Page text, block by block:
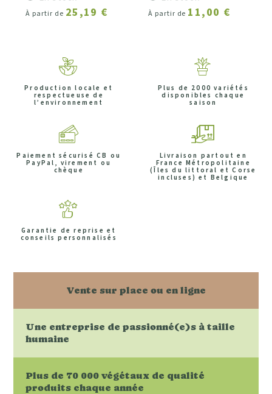
À partir de 25,19 € À partir de 11,00 €
Production locale et
respectueuse de
l’environnement
Plus de 2000 variétés
disponibles chaque
saison
Paiement sécurisé CB ou
PayPal, virement ou
chèque
Livraison partout en
France Métropolitaine
(Îles du littoral et Corse
incluses) et Belgique
Garantie de reprise et
conseils personnalisés
Vente sur place ou en ligne
Une entreprise de passionné(e)s à taille
humaine
Plus de 70 000 végétaux de qualité
produits chaque année